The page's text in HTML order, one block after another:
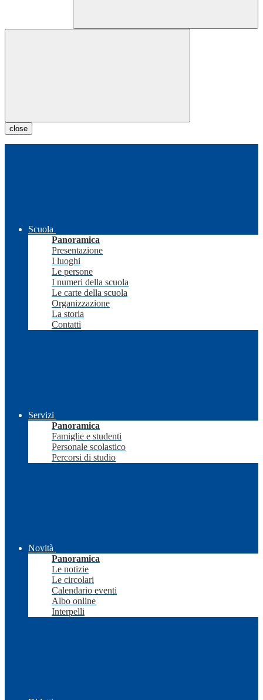
close
Scuola
Panoramica
Presentazione
I luoghi
Le persone
I numeri della scuola
Le carte della scuola
Organizzazione
La storia
Contatti
Servizi
Panoramica
Famiglie e studenti
Personale scolastico
Percorsi di studio
Novità
Panoramica
Le notizie
Le circolari
Calendario eventi
Albo online
Interpelli